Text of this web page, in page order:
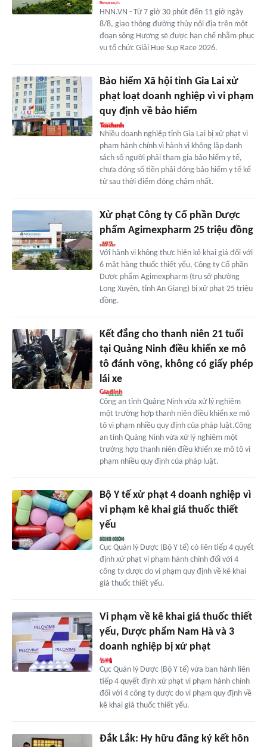
HNN.VN - Từ 7 giờ 30 phút đến 11 giờ ngày
8/8, giao thông đường thủy nội địa trên một
đoạn sông Hương sẽ được hạn chế nhằm phục
vụ tổ chức Giải Hue Sup Race 2026.
Bảo hiểm Xã hội tỉnh Gia Lai xử
phạt loạt doanh nghiệp vì vi phạm
quy định về bảo hiểm
Nhiều doanh nghiệp tỉnh Gia Lai bị xử phạt vi
phạm hành chính vì hành vi không lập danh
sách số người phải tham gia bảo hiểm y tế,
chưa đóng số tiền phải đóng bảo hiểm y tế kể
từ sau thời điểm đóng chậm nhất.
Xử phạt Công ty Cổ phần Dược
phẩm Agimexpharm 25 triệu đồng
Với hành vi không thực hiện kê khai giá đối với
6 mặt hàng thuốc thiết yếu, Công ty Cổ phần
Dược phẩm Agimexpharm (trụ sở phường
Long Xuyên, tỉnh An Giang) bị xử phạt 25 triệu
đồng.
Kết đắng cho thanh niên 21 tuổi
tại Quảng Ninh điều khiển xe mô
tô đánh võng, không có giấy phép
lái xe
Công an tỉnh Quảng Ninh vừa xử lý nghiêm
một trường hợp thanh niên điều khiển xe mô
tô vi phạm nhiều quy định của pháp luật.Công
an tỉnh Quảng Ninh vừa xử lý nghiêm một
trường hợp thanh niên điều khiển xe mô tô vi
phạm nhiều quy định của pháp luật.
Bộ Y tế xử phạt 4 doanh nghiệp vì
vi phạm kê khai giá thuốc thiết
yếu
Cục Quản lý Dược (Bộ Y tế) có liên tiếp 4 quyết
định xử phạt vi phạm hành chính đối với 4
công ty dược do vi phạm quy định về kê khai
giá thuốc thiết yếu.
Vi phạm về kê khai giá thuốc thiết
yếu, Dược phẩm Nam Hà và 3
doanh nghiệp bị xử phạt
Cục Quản lý Dược (Bộ Y tế) vừa ban hành liên
tiếp 4 quyết định xử phạt vi phạm hành chính
đối với 4 công ty dược do vi phạm quy định về
kê khai giá thuốc thiết yếu.
Đắk Lắk: Hy hữu đăng ký kết hôn